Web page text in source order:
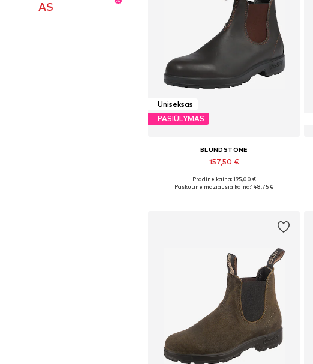
AS
Uniseksas
PASIŪLYMAS
BLUNDSTONE
157,50 €
Yra daugybė dydžių
Pradinė kaina: 195,00 €
Paskutinė mažiausia kaina:148,75 €